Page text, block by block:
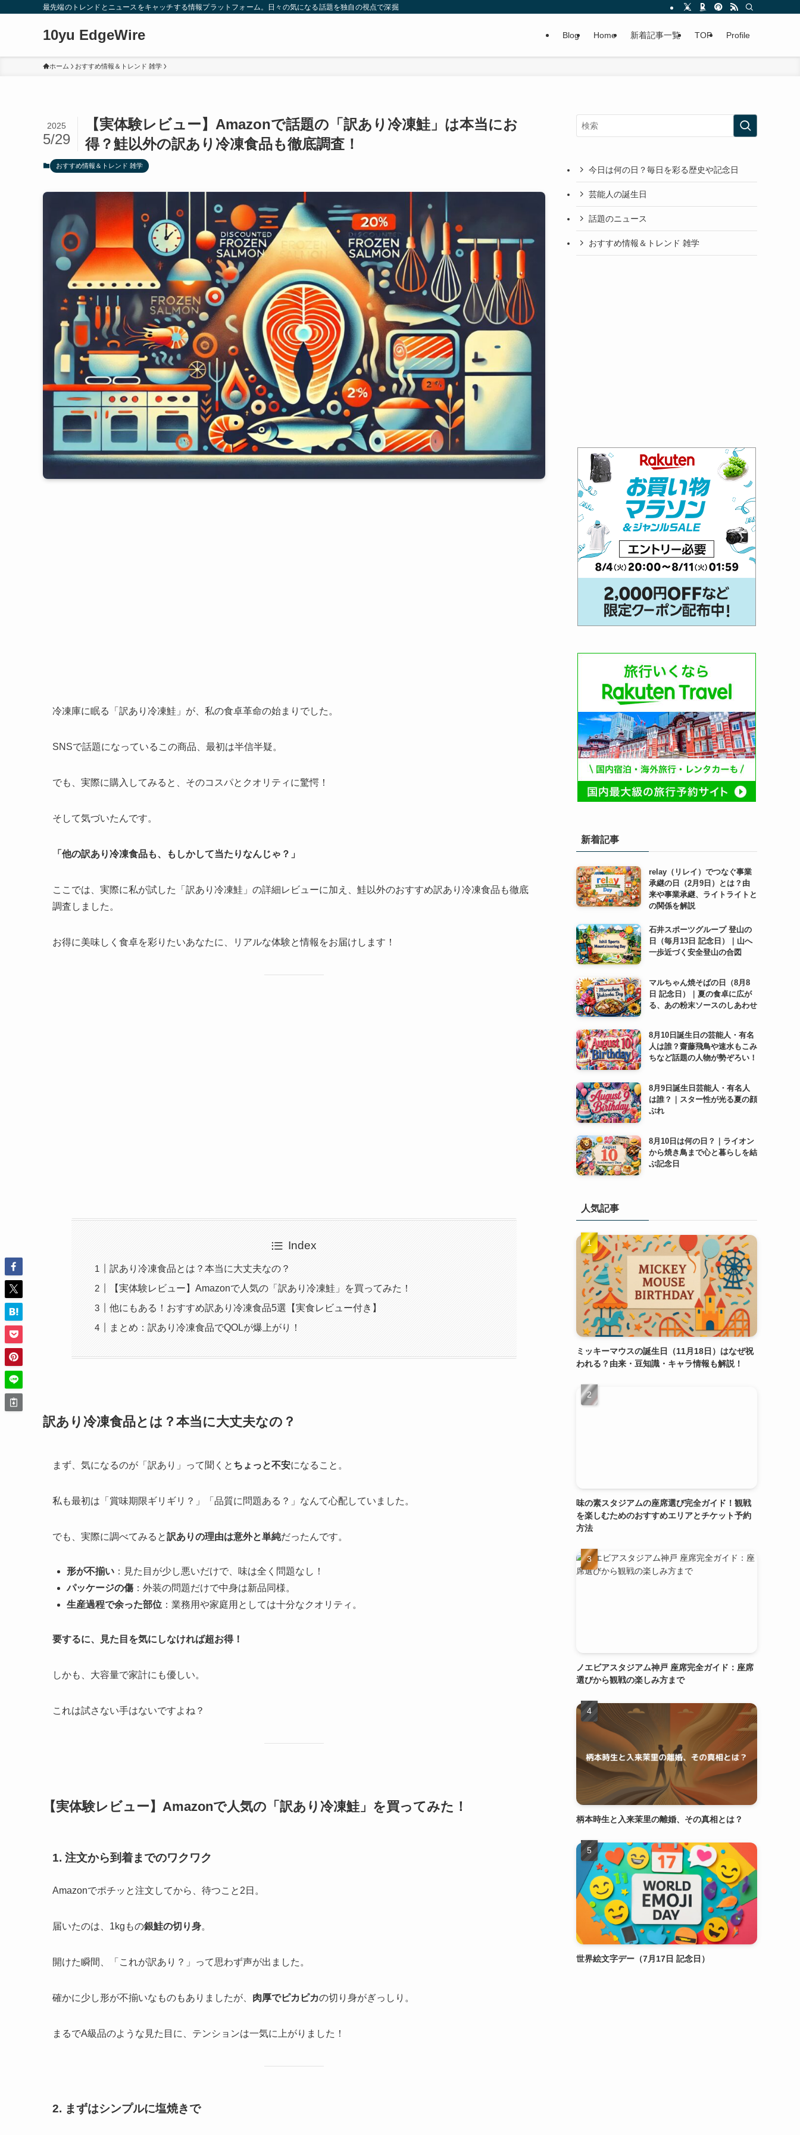
最先端のトレンドとニュースをキャッチする情報プラットフォーム。日々の気になる話題を独自の視点で深掘りしたコンテンツをお届けします。
10yu EdgeWire Blog Home 新着記事一覧 TOP Profile
ホーム おすすめ情報＆トレンド 雑学
【実体験レビュー】Amazonで話題の「訳あり冷凍鮭」は本当にお
得？鮭以外の訳あり冷凍食品も徹底調査！
2025
5/29
おすすめ情報＆トレンド 雑学
冷凍庫に眠る「訳あり冷凍鮭」が、私の食卓革命の始まりでした。
SNSで話題になっているこの商品、最初は半信半疑。
でも、実際に購入してみると、そのコスパとクオリティに驚愕！
そして気づいたんです。
「 他の訳あり冷凍食品も、もしかして当たりなんじゃ？ 」
ここでは、実際に私が試した「訳あり冷凍鮭」の詳細レビューに加え、鮭以外のおすすめ訳あり冷凍食品も徹底
調査しました。
お得に美味しく食卓を彩りたいあなたに、リアルな体験と情報をお届けします！
Index
訳あり冷凍食品とは？本当に大丈夫なの？
【実体験レビュー】Amazonで人気の「訳あり冷凍鮭」を買ってみた！
他にもある！おすすめ訳あり冷凍食品5選【実食レビュー付き】
まとめ：訳あり冷凍食品でQOLが爆上がり！
訳あり冷凍食品とは？本当に大丈夫なの？
まず、気になるのが「訳あり」って聞くと ちょっと不安になること。
私も最初は「賞味期限ギリギリ？」「品質に問題ある？」なんて心配していました。
でも、実際に調べてみると訳ありの理由は意外と単純だったんです。
形が不揃い ：見た目が少し悪いだけで、味は全く問題なし！
パッケージの傷 ：外装の問題だけで中身は新品同様。
生産過程で余った部位 ：業務用や家庭用としては十分なクオリティ。
要するに、見た目を気にしなければ超お得！
しかも、大容量で家計にも優しい。
これは試さない手はないですよね？
【実体験レビュー】Amazonで人気の「訳あり冷凍鮭」を買ってみた！
1. 注文から到着までのワクワク
Amazonでポチッと注文してから、待つこと2日。
届いたのは、1kgもの銀鮭の切り身。
開けた瞬間、「これが訳あり？」って思わず声が出ました。
確かに少し形が不揃いなものもありましたが、 肉厚でピカピカの切り身がぎっしり。
まるでA級品のような見た目に、テンションは一気に上がりました！
2. まずはシンプルに塩焼きで
今日は何の日？毎日を彩る歴史や記念日
芸能人の誕生日
話題のニュース
おすすめ情報＆トレンド 雑学
新着記事
relay（リレイ）でつなぐ事業
承継の日（2月9日）とは？由
来や事業承継、ライトライトと
の関係を解説
石井スポーツグループ 登山の
日（毎月13日 記念日）｜山へ
一歩近づく安全登山の合図
マルちゃん焼そばの日（8月8
日 記念日）｜夏の食卓に広が
る、あの粉末ソースのしあわせ
8月10日誕生日の芸能人・有名
人は誰？齋藤飛鳥や速水もこみ
ちなど話題の人物が勢ぞろい！
8月9日誕生日芸能人・有名人
は誰？｜スター性が光る夏の顔
ぶれ
8月10日は何の日？｜ライオン
から焼き鳥まで心と暮らしを結
ぶ記念日
人気記事
ミッキーマウスの誕生日（11月18日）はなぜ祝
われる？由来・豆知識・キャラ情報も解説！
味の素スタジアムの座席選び完全ガイド！観戦
を楽しむためのおすすめエリアとチケット予約
方法
ノエビアスタジアム神戸 座席完全ガイド：座席
選びから観戦の楽しみ方まで
柄本時生と入来茉里の離婚、その真相とは？
世界絵文字デー（7月17日 記念日）